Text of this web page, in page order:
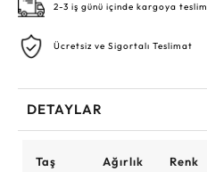
2-3 iş günü içinde kargoya teslim
Ücretsiz ve Sigortalı Teslimat
DETAYLAR
Taş Ağırlık Renk